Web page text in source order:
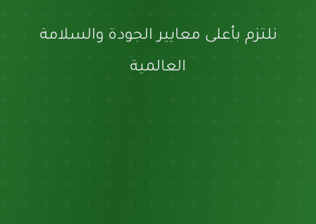
نلتزم بأعلى معايير الجودة والسلامة
العالمية